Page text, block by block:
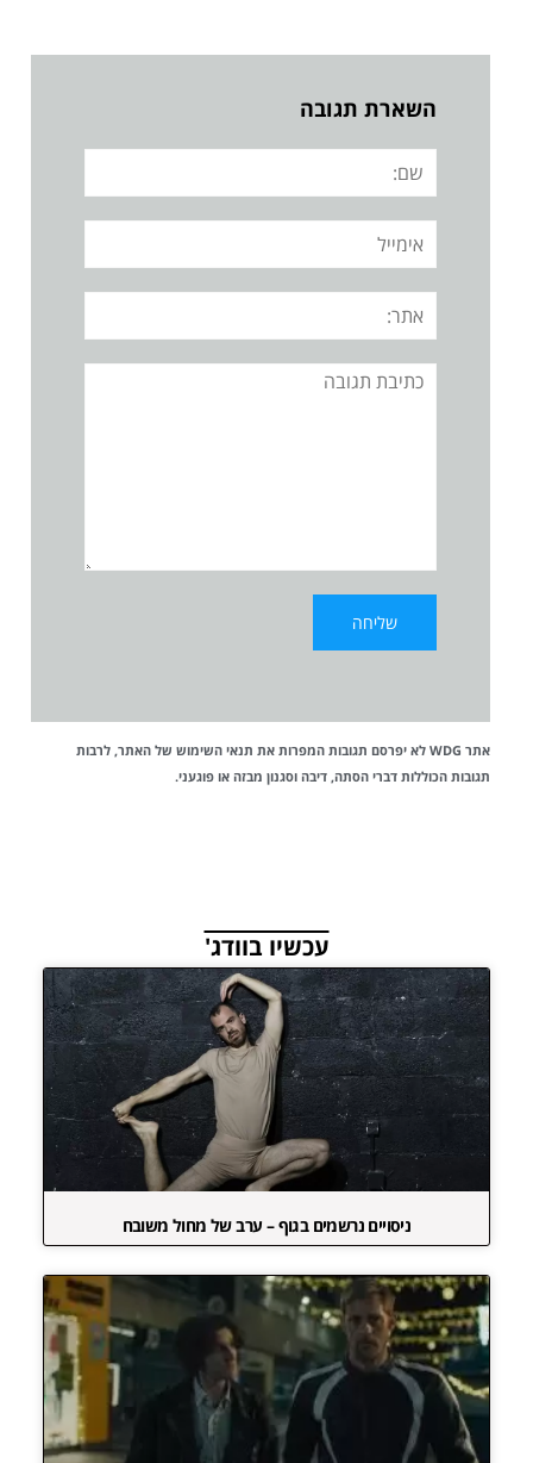
השארת תגובה
שם:
אימייל
אתר:
תגובה
אתר WDG לא יפרסם תגובות המפרות את תנאי השימוש של האתר, לרבות
תגובות הכוללות דברי הסתה, דיבה וסגנון מבזה או פוגעני.
עכשיו בוודג'
ניסויים נרשמים בגוף – ערב של מחול משובח